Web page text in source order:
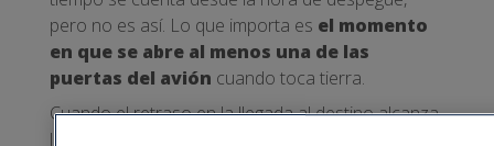
pero no es así. Lo que importa es el momento
en que se abre al menos una de las
puertas del avión cuando toca tierra.
Cuando el retraso en la llegada al destino alcanza
las